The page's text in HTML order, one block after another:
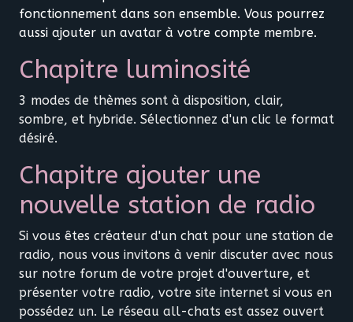
fonctionnement dans son ensemble. Vous pourrez
aussi ajouter un avatar à votre compte membre.
Chapitre luminosité
3 modes de thèmes sont à disposition, clair,
sombre, et hybride. Sélectionnez d'un clic le format
désiré.
Chapitre ajouter une
nouvelle station de radio
Si vous êtes créateur d'un chat pour une station de
radio, nous vous invitons à venir discuter avec nous
sur notre forum de votre projet d'ouverture, et
présenter votre radio, votre site internet si vous en
possédez un. Le réseau all-chats est assez ouvert